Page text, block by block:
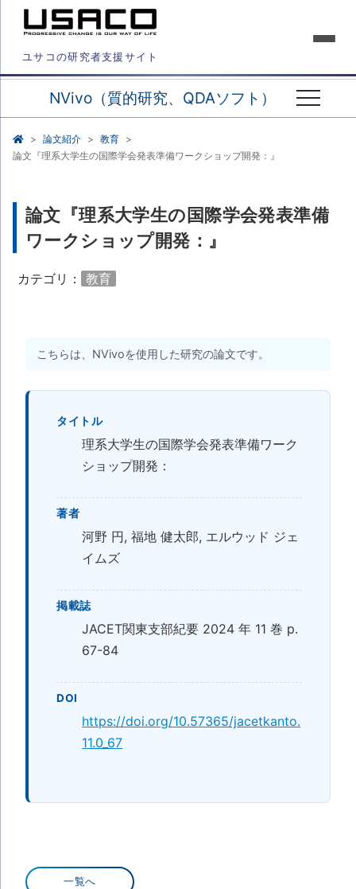
ユサコの研究者支援サイト
NVivo（質的研究、QDAソフト）
論文紹介
教育
論文『理系大学生の国際学会発表準備ワークショップ開発：』
論文『理系大学生の国際学会発表準備
ワークショップ開発：』
カテゴリ： 教育
こちらは、NVivoを使用した研究の論文です。
タイトル
理系大学生の国際学会発表準備ワーク
ショップ開発：
著者
河野 円, 福地 健太郎, エルウッド ジェ
イムズ
掲載誌
JACET関東支部紀要 2024 年 11 巻 p.
67-84
DOI
https://doi.org/10.57365/jacetkanto.
11.0_67
一覧へ